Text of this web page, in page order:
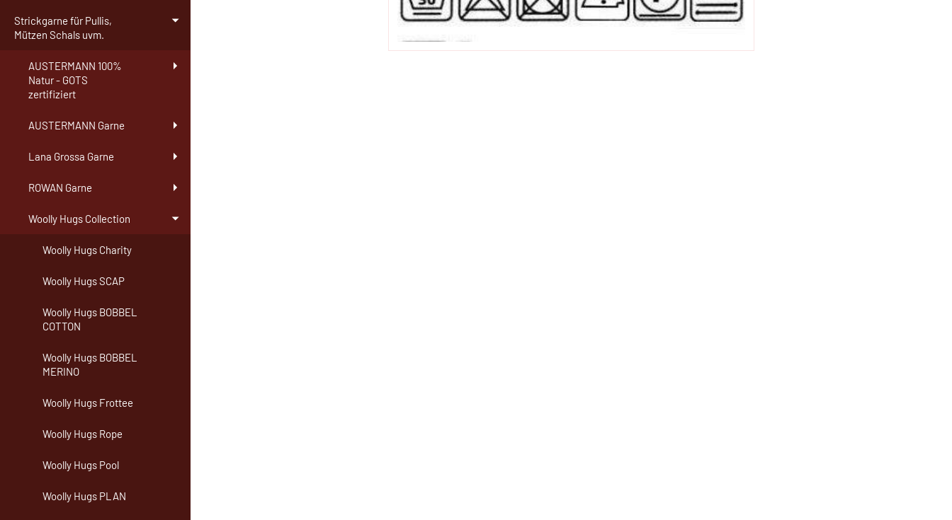
Strickgarne für Pullis,
Mützen Schals uvm.
AUSTERMANN 100%
Natur - GOTS
zertifiziert
AUSTERMANN Garne
Lana Grossa Garne
ROWAN Garne
Woolly Hugs Collection
Woolly Hugs Charity
Woolly Hugs SCAP
Woolly Hugs BOBBEL
COTTON
Woolly Hugs BOBBEL
MERINO
Woolly Hugs Frottee
Woolly Hugs Rope
Woolly Hugs Pool
Woolly Hugs PLAN